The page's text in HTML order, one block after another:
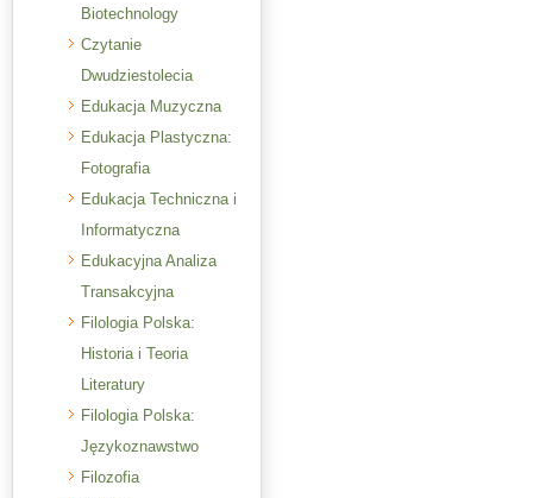
Biotechnology
Czytanie
Dwudziestolecia
Edukacja Muzyczna
Edukacja Plastyczna:
Fotografia
Edukacja Techniczna i
Informatyczna
Edukacyjna Analiza
Transakcyjna
Filologia Polska:
Historia i Teoria
Literatury
Filologia Polska:
Językoznawstwo
Filozofia